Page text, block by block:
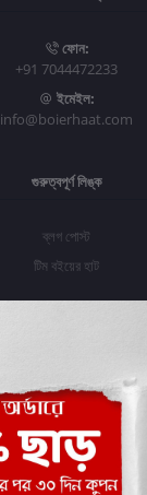
ফোন:
+91 7044472233
ইমেইল:
info@boierhaat.com
গুরুত্বপূর্ণ লিঙ্ক
ব্লগ পোস্ট
টিম বইয়ের হাট
প্রবেশ করুন
অর্ডার ইতিহাস
আমার ইচ্ছাগুলি
অর্ডার ট্র্যাকিং